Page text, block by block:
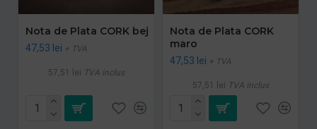
Nota de Plata CORK bej
47,53 lei + TVA
57,51 lei TVA inclus
Nota de Plata CORK
maro
47,53 lei + TVA
57,51 lei TVA inclus